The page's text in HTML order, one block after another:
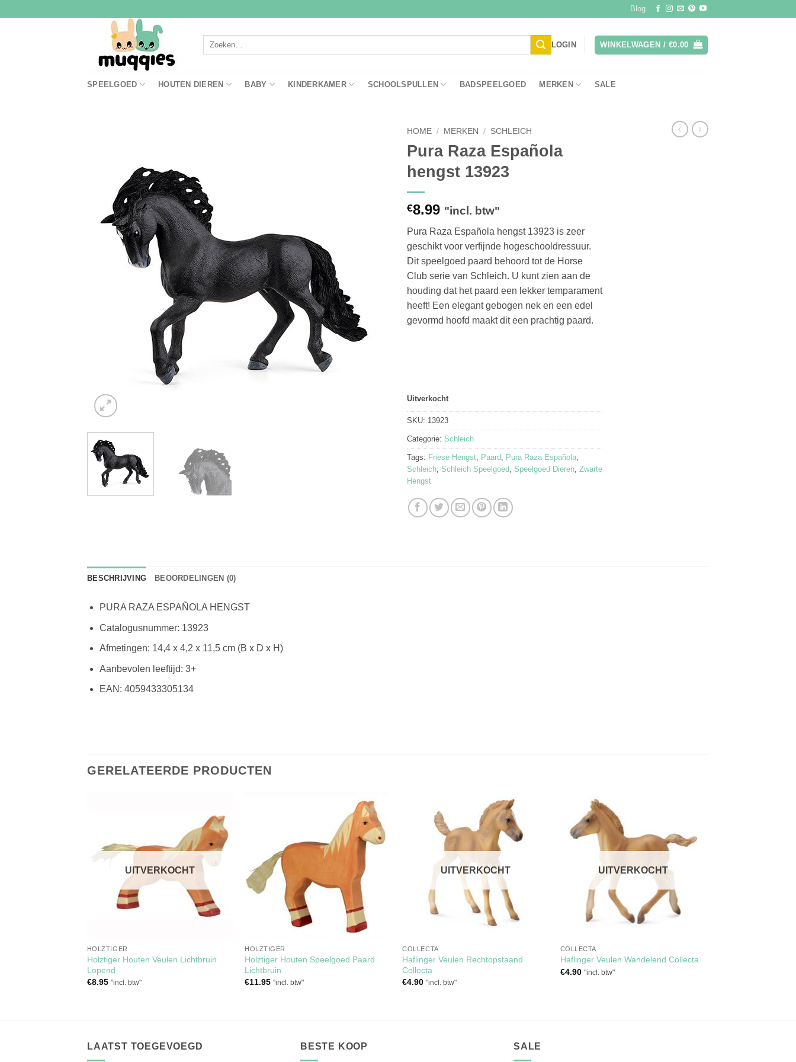
Blog
Zoeken
LOGIN WINKELWAGEN / €0.00
SPEELGOED HOUTEN DIEREN BABY KINDERKAMER SCHOOLSPULLEN BADSPEELGOED MERKEN SALE
HOME / MERKEN / SCHLEICH
Pura Raza Española
hengst 13923
€8.99 "incl. btw"
Pura Raza Española hengst 13923 is zeer
geschikt voor verfijnde hogeschooldressuur.
Dit speelgoed paard behoord tot de Horse
Club serie van Schleich. U kunt zien aan de
houding dat het paard een lekker temparament
heeft! Een elegant gebogen nek en een edel
gevormd hoofd maakt dit een prachtig paard.
Uitverkocht
SKU: 13923
Categorie: Schleich
Tags: Friese Hengst Paard Pura Raza Española
Schleich Schleich Speelgoed Speelgoed Dieren Zwarte
Hengst
BESCHRIJVING BEOORDELINGEN (0)
PURA RAZA ESPAÑOLA HENGST
Catalogusnummer: 13923
Afmetingen: 14,4 x 4,2 x 11,5 cm (B x D x H)
Aanbevolen leeftijd: 3+
EAN: 4059433305134
GERELATEERDE PRODUCTEN
Toevoegen
aan
verlanglijst
UITVERKOCHT
HOLZTIGER
Holztiger Houten Veulen Lichtbruin
Lopend
€8.95 "incl. btw"
Toevoegen
aan
verlanglijst
HOLZTIGER
Holztiger Houten Speelgoed Paard
Lichtbruin
€11.95 "incl. btw"
Toevoegen
aan
verlanglijst
UITVERKOCHT
COLLECTA
Haflinger Veulen Rechtopstaand
Collecta
€4.90 "incl. btw"
aan
verlanglijst
UITVERKOCHT
COLLECTA
Haflinger Veulen Wandelend Collecta
€4.90 "incl. btw"
LAATST TOEGEVOEGD BESTE KOOP SALE